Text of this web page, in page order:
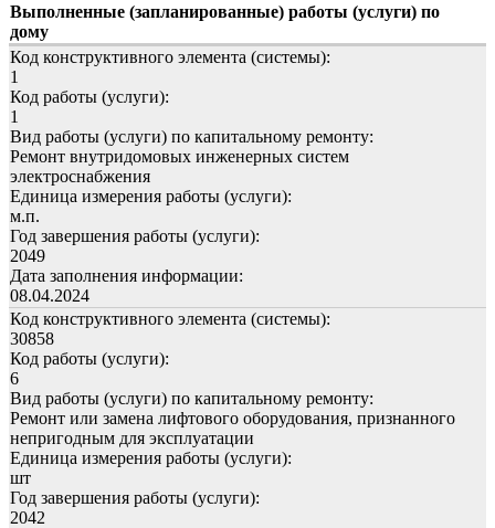
Выполненные (запланированные) работы (услуги) по
дому
Код конструктивного элемента (системы):
1
Код работы (услуги):
1
Вид работы (услуги) по капитальному ремонту:
Ремонт внутридомовых инженерных систем
электроснабжения
Единица измерения работы (услуги):
м.п.
Год завершения работы (услуги):
2049
Дата заполнения информации:
08.04.2024
Код конструктивного элемента (системы):
30858
Код работы (услуги):
6
Вид работы (услуги) по капитальному ремонту:
Ремонт или замена лифтового оборудования, признанного
непригодным для эксплуатации
Единица измерения работы (услуги):
шт
Год завершения работы (услуги):
2042